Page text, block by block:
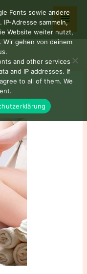
Fonts sowie andere
Adresse sammeln,
Website weiter nutzt,
gehen von deinem
and other services
and IP addresses. If
to all of them. We